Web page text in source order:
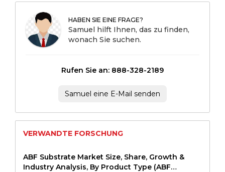
HABEN SIE EINE FRAGE?
Samuel hilft Ihnen, das zu finden,
wonach Sie suchen.
Rufen Sie an: 888-328-2189
Samuel eine E-Mail senden
VERWANDTE FORSCHUNG
ABF Substrate Market Size, Share, Growth &
Industry Analysis, By Product Type (ABF